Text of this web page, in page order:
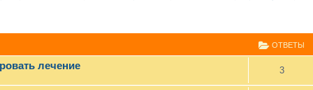
ПОИСК
ОТВЕТЫ
лечение 3